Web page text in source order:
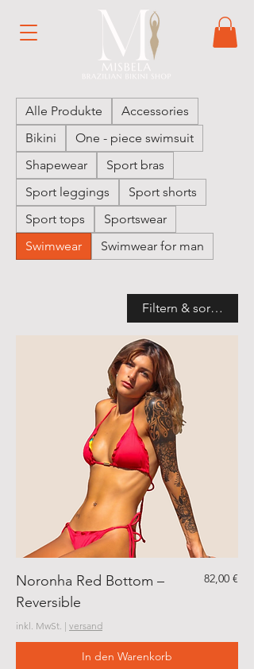
Alle Produkte
Accessories
Bikini
One - piece swimsuit
Shapewear
Sport bras
Sport leggings
Sport shorts
Sport tops
Sportswear
Swimwear
Swimwear for man
Filtern & sortieren
Noronha Red Bottom –
Reversible
Preis
82,00 €
inkl. MwSt. | versand
In den Warenkorb